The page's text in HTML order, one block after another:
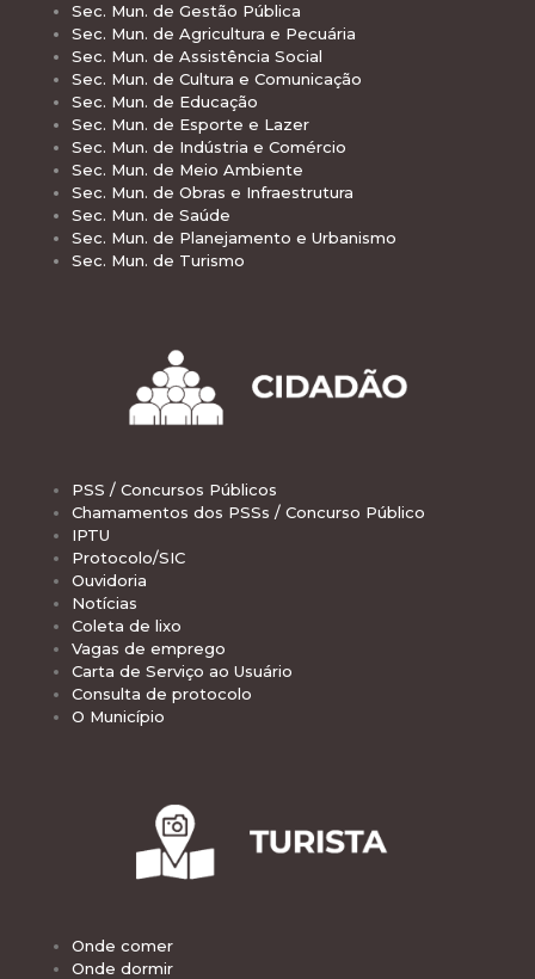
Sec. Mun. de Gestão Pública
Sec. Mun. de Agricultura e Pecuária
Sec. Mun. de Assistência Social
Sec. Mun. de Cultura e Comunicação
Sec. Mun. de Educação
Sec. Mun. de Esporte e Lazer
Sec. Mun. de Indústria e Comércio
Sec. Mun. de Meio Ambiente
Sec. Mun. de Obras e Infraestrutura
Sec. Mun. de Saúde
Sec. Mun. de Planejamento e Urbanismo
Sec. Mun. de Turismo
PSS / Concursos Públicos
Chamamentos dos PSSs / Concurso Público
IPTU
Protocolo/SIC
Ouvidoria
Notícias
Coleta de lixo
Vagas de emprego
Carta de Serviço ao Usuário
Consulta de protocolo
O Município
Onde comer
Onde dormir